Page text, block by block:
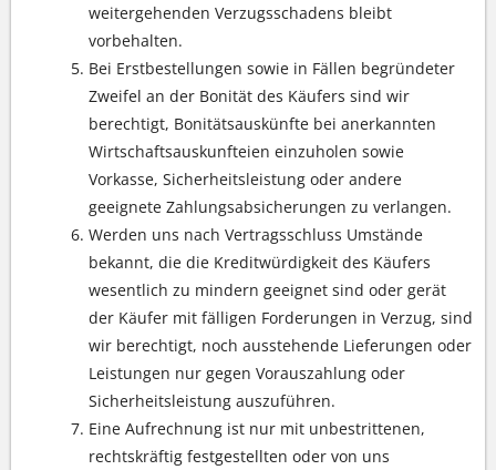
weitergehenden Verzugsschadens bleibt
vorbehalten.
Bei Erstbestellungen sowie in Fällen begründeter
Zweifel an der Bonität des Käufers sind wir
berechtigt, Bonitätsauskünfte bei anerkannten
Wirtschaftsauskunfteien einzuholen sowie
Vorkasse, Sicherheitsleistung oder andere
geeignete Zahlungsabsicherungen zu verlangen.
Werden uns nach Vertragsschluss Umstände
bekannt, die die Kreditwürdigkeit des Käufers
wesentlich zu mindern geeignet sind oder gerät
der Käufer mit fälligen Forderungen in Verzug, sind
wir berechtigt, noch ausstehende Lieferungen oder
Leistungen nur gegen Vorauszahlung oder
Sicherheitsleistung auszuführen.
Eine Aufrechnung ist nur mit unbestrittenen,
rechtskräftig festgestellten oder von uns